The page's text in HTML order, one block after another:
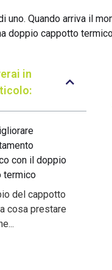
uno. Quando arriva il
doppio cappotto
in
con il doppio
termico
del cappotto
cosa prestare